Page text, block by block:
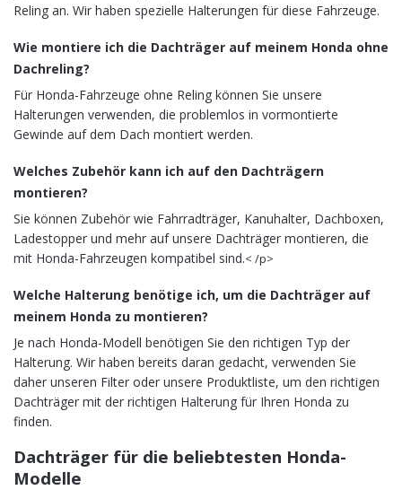
Reling an. Wir haben spezielle Halterungen für diese Fahrzeuge.
Wie montiere ich die Dachträger auf meinem Honda ohne
Dachreling?
Für Honda-Fahrzeuge ohne Reling können Sie unsere
Halterungen verwenden, die problemlos in vormontierte
Gewinde auf dem Dach montiert werden.
Welches Zubehör kann ich auf den Dachträgern
montieren?
Sie können Zubehör wie Fahrradträger, Kanuhalter, Dachboxen,
Ladestopper und mehr auf unsere Dachträger montieren, die
mit Honda-Fahrzeugen kompatibel sind.< /p>
Welche Halterung benötige ich, um die Dachträger auf
meinem Honda zu montieren?
Je nach Honda-Modell benötigen Sie den richtigen Typ der
Halterung. Wir haben bereits daran gedacht, verwenden Sie
daher unseren Filter oder unsere Produktliste, um den richtigen
Dachträger mit der richtigen Halterung für Ihren Honda zu
finden.
Dachträger für die beliebtesten Honda-
Modelle